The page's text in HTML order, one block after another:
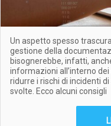
Un aspetto spesso
gestione della
bisognerebbe, infatti,
informazioni all’interno
ridurre i rischi di incidenti
svolte. Ecco alcuni consigli